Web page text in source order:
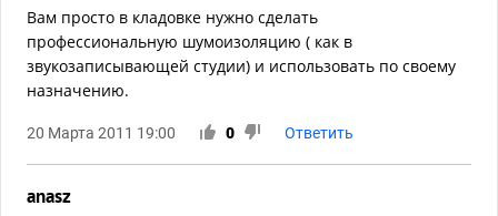
Вам просто в кладовке нужно сделать
профессиональную шумоизоляцию ( как в
звукозаписывающей студии) и использовать по своему
назначению.
20 Марта 2011 19:00 0 Ответить
anasz